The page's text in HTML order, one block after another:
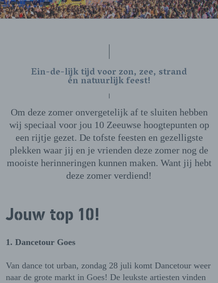
Ein-de-lijk tijd voor zon, zee, strand
én natuurlijk feest!
Om deze zomer onvergetelijk af te sluiten hebben
wij speciaal voor jou 10 Zeeuwse hoogtepunten op
een rijtje gezet. De tofste feesten en gezelligste
plekken waar jij en je vrienden deze zomer nog de
mooiste herinneringen kunnen maken. Want jij hebt
deze zomer verdiend!
Jouw top 10!
1. Dancetour Goes
Van dance tot urban, zondag 28 juli komt Dancetour weer
naar de grote markt in Goes! De leukste artiesten vinden